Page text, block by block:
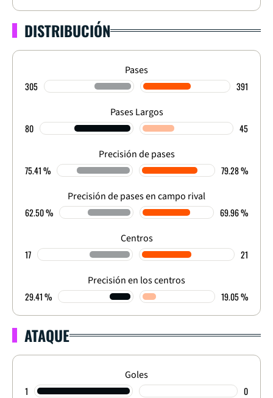
DISTRIBUCIÓN
Pases
305 391
Pases Largos
80 45
Precisión de pases
75.41 % 79.28 %
Precisión de pases en campo rival
62.50 % 69.96 %
Centros
17 21
Precisión en los centros
29.41 % 19.05 %
ATAQUE
Goles
1 0